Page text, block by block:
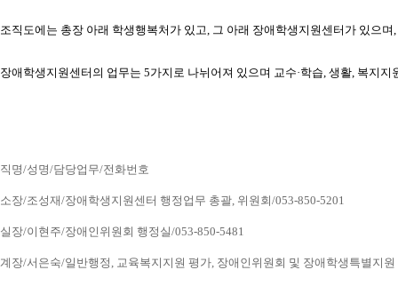
조직도에는 총장 아래 학생행복처가 있고, 그 아래 장애학생지원센터가 있으
장애학생지원센터의 업무는 5가지로 나뉘어져 있으며 교수·학습, 생활, 복지
직명/성명/담당업무/전화번호
소장/조성재/장애학생지원센터 행정업무 총괄, 위원회/053-850-5201
실장/이현주/장애인위원회 행정실/053-850-5481
계장/서은숙/일반행정, 교육복지지원 평가, 장애인위원회 및 장애학생특별지